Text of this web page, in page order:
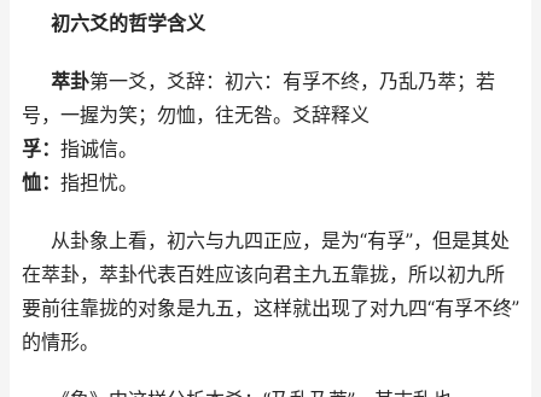
初六爻的哲学含义
萃卦第一爻，爻辞：初六：有孚不终，乃乱乃萃；若
号，一握为笑；勿恤，往无咎。爻辞释义
孚： 指诚信。
恤： 指担忧。
从卦象上看，初六与九四正应，是为“有孚”，但是其处
在萃卦，萃卦代表百姓应该向君主九五靠拢，所以初九所
要前往靠拢的对象是九五，这样就出现了对九四“有孚不终”
的情形。